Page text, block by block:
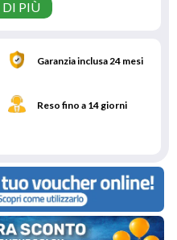
DI PIÙ
Garanzia inclusa 24 mesi
Reso fino a 14 giorni